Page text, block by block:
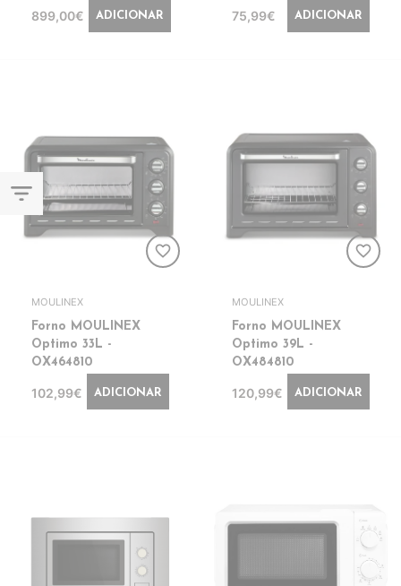
filter_list
899,00€ ADICIONAR 75,99€ ADICIONAR
favorite_border
MOULINEX
Forno MOULINEX
Optimo 33L -
OX464810
102,99€ ADICIONAR
favorite_border
MOULINEX
Forno MOULINEX
Optimo 39L -
OX484810
120,99€ ADICIONAR